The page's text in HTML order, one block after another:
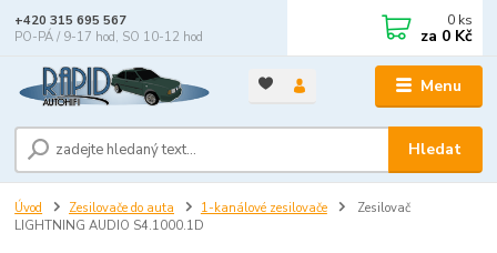
Menu
Hledat
+420 315 695 567
PO-PÁ / 9-17 hod, SO 10-12 hod
0 ks
za 0 Kč
Úvod Zesilovače do auta 1-kanálové zesilovače
Zesilovač
LIGHTNING AUDIO S4.1000.1D